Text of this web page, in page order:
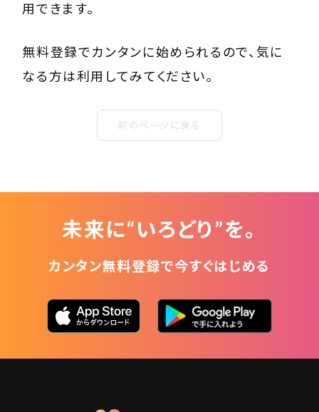
用できます。
無料登録でカンタンに始められるので、気に
なる方は利用してみてください。
前のページに戻る
未来に“いろどり”を。
カンタン無料登録で今すぐはじめる